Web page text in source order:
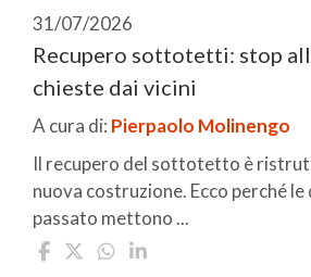
31/07/2026
Recupero sottotetti: stop
chieste dai vicini
A cura di: Pierpaolo Molinengo
Il recupero del sottotetto è
nuova costruzione. Ecco perché le
passato mettono ...